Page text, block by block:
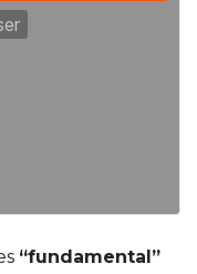
“fundamental”